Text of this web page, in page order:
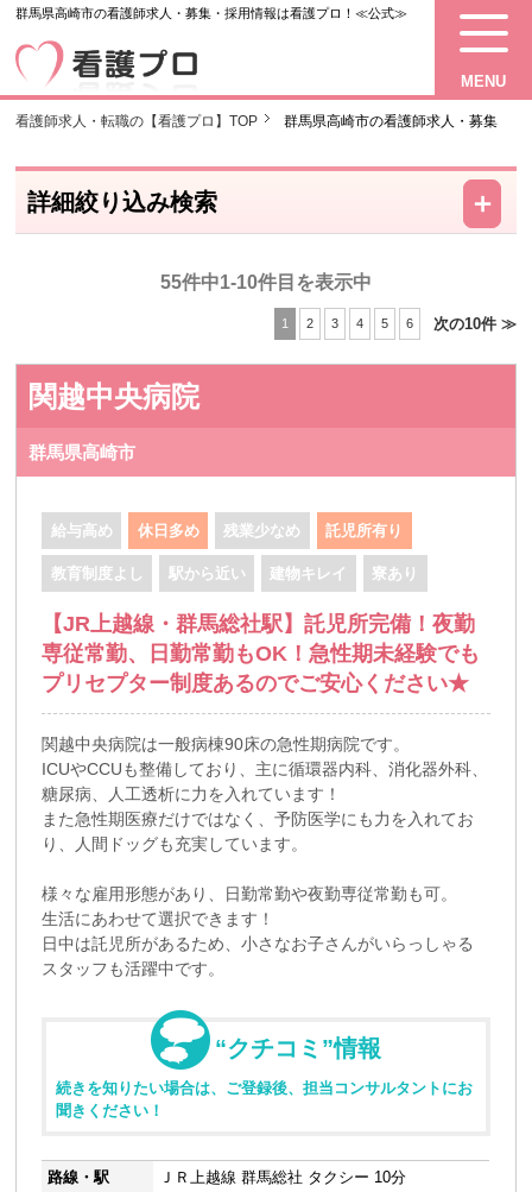
群馬県高崎市の看護師求人・募集・採用情報は看護プロ！≪公式≫
MENU
看護師求人・転職の【看護プロ】TOP 群馬県高崎市の看護師求人・募集
詳細絞り込み検索 －
＋
55件中1-10件目を表示中
1 2 3 4 5 6 次の10件 ≫
関越中央病院
群馬県高崎市
給与高め 休日多め 残業少なめ 託児所有り
教育制度よし 駅から近い 建物キレイ 寮あり
【JR上越線・群馬総社駅】託児所完備！夜勤
専従常勤、日勤常勤もOK！急性期未経験でも
プリセプター制度あるのでご安心ください★
関越中央病院は一般病棟90床の急性期病院です。
ICUやCCUも整備しており、主に循環器内科、消化器外科、
糖尿病、人工透析に力を入れています！
また急性期医療だけではなく、予防医学にも力を入れてお
り、人間ドッグも充実しています。
様々な雇用形態があり、日勤常勤や夜勤専従常勤も可。
生活にあわせて選択できます！
日中は託児所があるため、小さなお子さんがいらっしゃる
スタッフも活躍中です。
“クチコミ”情報
続きを知りたい場合は、ご登録後、担当コンサルタントにお
聞きください！
路線・駅
ＪＲ上越線 群馬総社 タクシー 10分